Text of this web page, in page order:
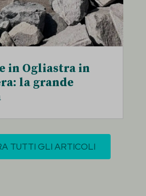
in Ogliastra in
la grande
TUTTI GLI ARTICOLI